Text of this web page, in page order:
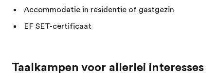
Accommodatie in residentie of gastgezin
EF SET-certificaat
Taalkampen voor allerlei interesses